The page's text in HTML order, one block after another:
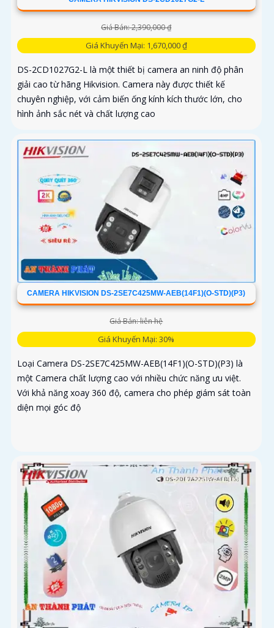
Giá Bán: 2,390,000 ₫
Giá Khuyến Mại: 1,670,000 ₫
DS-2CD1027G2-L là một thiết bị camera an ninh độ phân
giải cao từ hãng Hikvision. Camera này được thiết kế
chuyên nghiệp, với cảm biến ống kính kích thước lớn, cho
hình ảnh sắc nét và chất lượng cao
CAMERA HIKVISION DS-2SE7C425MW-AEB(14F1)(O-STD)(P3)
Giá Bán: liên hệ
Giá Khuyến Mại: 30%
Loại Camera DS-2SE7C425MW-AEB(14F1)(O-STD)(P3) là
một Camera chất lượng cao với nhiều chức năng ưu việt.
Với khả năng xoay 360 độ, camera cho phép giám sát toàn
diện mọi góc độ